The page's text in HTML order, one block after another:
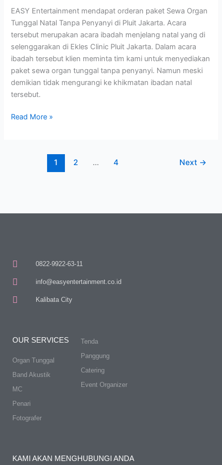
EASY Entertainment mendapat orderan paket Sewa Organ
Tunggal Natal Tanpa Penyanyi di Pluit Jakarta. Acara
tersebut merupakan acara ibadah menjelang natal yang di
selenggarakan di Ekles Clinic Pluit Jakarta. Dalam acara
ibadah tersebut klien meminta tim kami untuk menyediakan
paket sewa organ tunggal tanpa penyanyi. Namun meski
demikian tidak mengurangi ke khikmatan ibadan natal
tersebut.
Read More »
1 2 … 4 Next →
0822-9922-63-11
info@easyentertainment.co.id
Kalibata City
OUR SERVICES
Organ Tunggal
Band Akustik
MC
Penari
Fotografer
Tenda
Panggung
Catering
Event Organizer
KAMI AKAN MENGHUBUNGI ANDA